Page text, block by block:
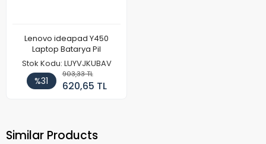
Lenovo ideapad Y450
Laptop Batarya Pil
Stok Kodu: LUYVJKUBAV
%31
903,33 TL
620,65 TL
Similar Products